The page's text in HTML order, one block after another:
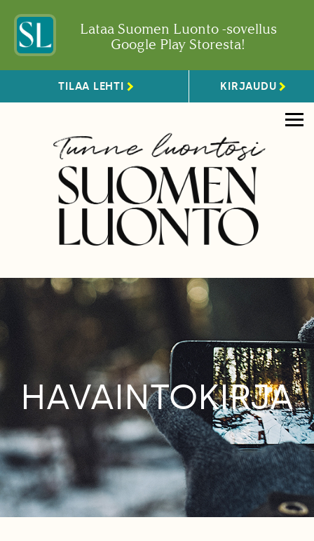
Lataa Suomen Luonto -sovellus
Google Play Storesta!
TILAA LEHTI KIRJAUDU
HAVAINTOKIRJA